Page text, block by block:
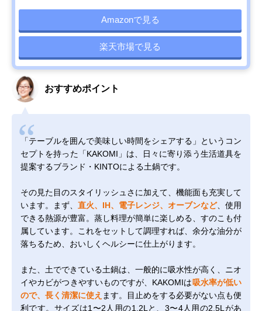
Amazonで見る
楽天市場で見る
おすすめポイント
「テーブルを囲んで美味しい時間をシェアする」というコン
セプトを持った「KAKOMI」は、日々に寄り添う生活道具を
提案するブランド・KINTOによる土鍋です。
その見た目のスタイリッシュさに加えて、機能面も充実して
います。まず、 直火、IH、電子レンジ、オーブンなど、使用
できる熱源が豊富。蒸し料理が簡単に楽しめる、すのこも付
属しています。これをセットして調理すれば、余分な油分が
落ちるため、おいしくヘルシーに仕上がります。
また、土でできている土鍋は、一般的に吸水性が高く、ニオ
イやカビがつきやすいものですが、KAKOMIは 吸水率が低い
ので、長く清潔に使え ます。目止めをする必要がない点も便
利です。サイズは1〜2人用の1.2Lと、3〜4人用の2.5Lがあ